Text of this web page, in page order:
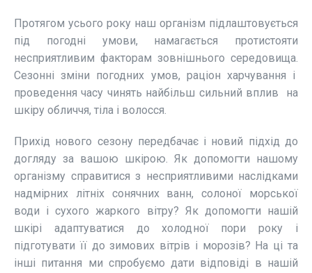
Протягом усього року наш організм підлаштовується
під погодні умови, намагається протистояти
несприятливим факторам зовнішнього середовища.
Сезонні зміни погодних умов, раціон харчування і
проведення часу чинять найбільш сильний вплив на
шкіру обличчя, тіла і волосся.
Прихід нового сезону передбачає і новий підхід до
догляду за вашою шкірою. Як допомогти нашому
організму справитися з несприятливими наслідками
надмірних літніх сонячних ванн, солоної морської
води і сухого жаркого вітру? Як допомогти нашій
шкірі адаптуватися до холодної пори року і
підготувати її до зимових вітрів і морозів? На ці та
інші питання ми спробуємо дати відповіді в нашій